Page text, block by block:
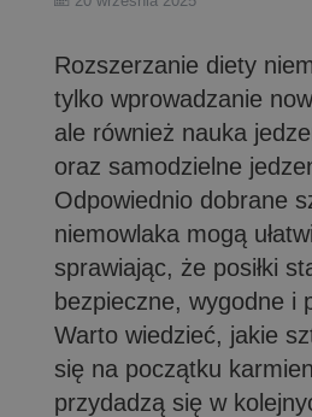
Rozszerzanie diety
tylko wprowadzanie
ale również nauka
oraz samodzielne
Odpowiednio dobrane
niemowlaka mogą
sprawiając, że posiłki
bezpieczne, wygodne i
Warto wiedzieć, jakie
się na początku
przydadzą się w